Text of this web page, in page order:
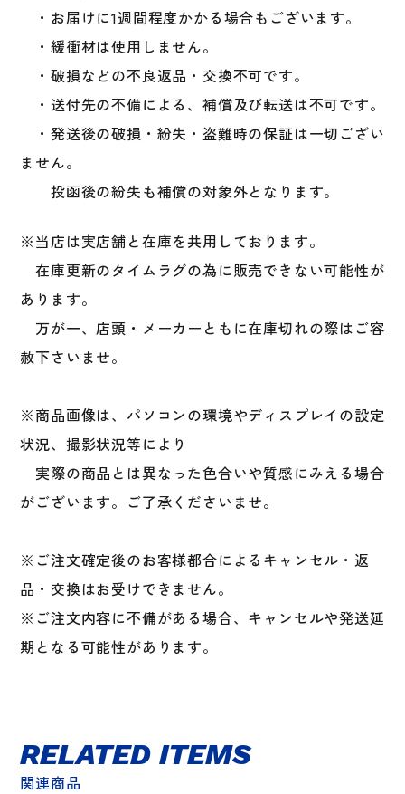
・お届けに1週間程度かかる場合もございます。
・緩衝材は使用しません。
・破損などの不良返品・交換不可です。
・送付先の不備による、補償及び転送は不可です。
・発送後の破損・紛失・盗難時の保証は一切ござい
ません。
投函後の紛失も補償の対象外となります。
※当店は実店舗と在庫を共用しております。
在庫更新のタイムラグの為に販売できない可能性が
あります。
万が一、店頭・メーカーともに在庫切れの際はご容
赦下さいませ。
※商品画像は、パソコンの環境やディスプレイの設定
状況、撮影状況等により
実際の商品とは異なった色合いや質感にみえる場合
がございます。ご了承くださいませ。
※ご注文確定後のお客様都合によるキャンセル・返
品・交換はお受けできません。
※ご注文内容に不備がある場合、キャンセルや発送延
期となる可能性があります。
関連商品
RELATED ITEMS